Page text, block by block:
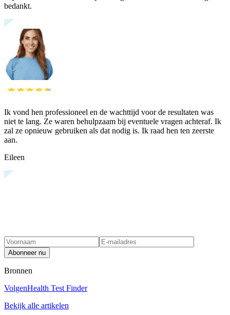
bedankt.
Ik vond hen professioneel en de wachttijd voor de resultaten was
niet te lang. Ze waren behulpzaam bij eventuele vragen achteraf. Ik
zal ze opnieuw gebruiken als dat nodig is. Ik raad hen ten zeerste
aan.
Eileen
Abonneer nu
Bronnen
VolgenHealth Test Finder
Bekijk alle artikelen